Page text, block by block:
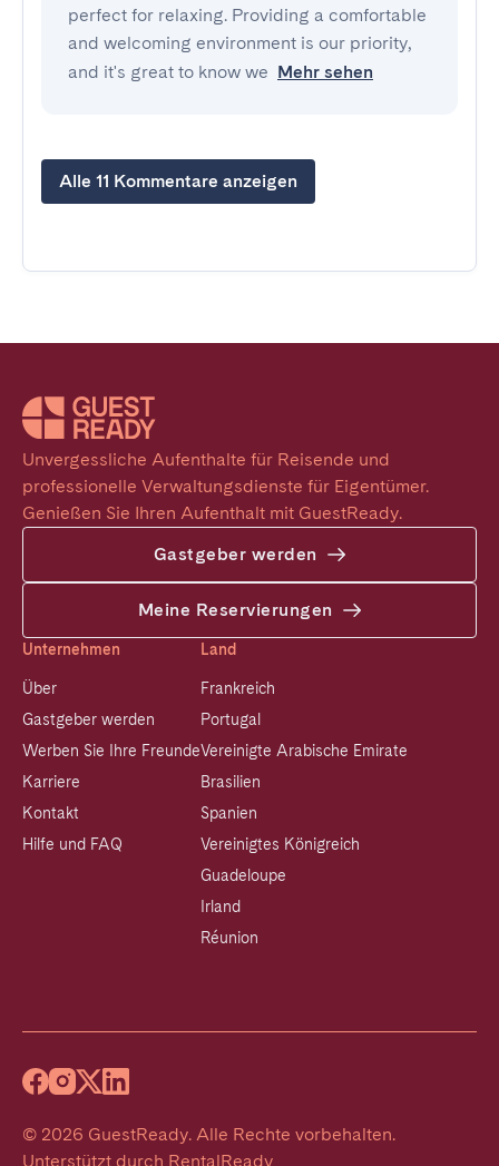
perfect for relaxing. Providing a comfortable
and welcoming environment is our priority,
and it's great to know we Mehr sehen
Alle 11 Kommentare anzeigen
Unvergessliche Aufenthalte für Reisende und
professionelle Verwaltungsdienste für Eigentümer.
Genießen Sie Ihren Aufenthalt mit GuestReady.
Gastgeber werden
Meine Reservierungen
Unternehmen
Über
Gastgeber werden
Werben Sie Ihre Freunde
Karriere
Kontakt
Hilfe und FAQ
Land
Frankreich
Portugal
Vereinigte Arabische Emirate
Brasilien
Spanien
Vereinigtes Königreich
Guadeloupe
Irland
Réunion
© 2026 GuestReady. Alle Rechte vorbehalten.
Unterstützt durch RentalReady